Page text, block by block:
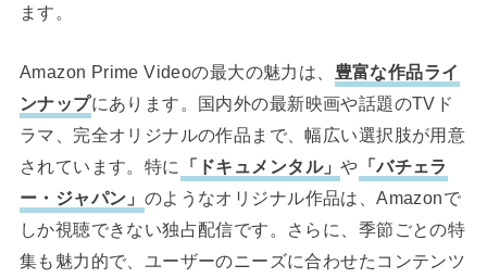
ます。
Amazon Prime Videoの最大の魅力は、 豊富な作品ライ
ンナップにあります。国内外の最新映画や話題のTVド
ラマ、完全オリジナルの作品まで、幅広い選択肢が用意
されています。特に
「ドキュメンタル」や 「バチェラ
ー・ジャパン」 のようなオリジナル作品は、Amazonで
しか視聴できない独占配信です。さらに、季節ごとの特
集も魅力的で、ユーザーのニーズに合わせたコンテンツ